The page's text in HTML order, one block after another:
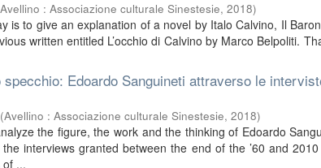
Avellino : Associazione culturale Sinestesie,2018)
is to give an explanation of a novel by Italo Calvino, Il
written entitled L’occhio di Calvino by Marco Belpoliti.
Edoardo Sanguineti attraverso le
(Avellino : Associazione culturale Sinestesie,2018)
the figure, the work and the thinking of Edoardo
interviews granted between the end of the ’60 and
...